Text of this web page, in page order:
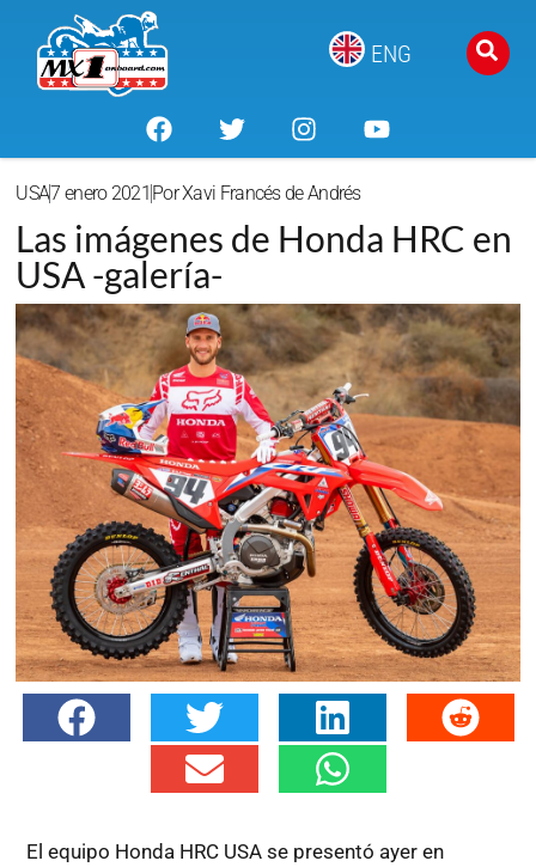
ENG
USA7 enero 2021 PorXavi Francés de Andrés
Las imágenes de Honda HRC en
USA -galería-
El equipo Honda HRC USA se presentó ayer en